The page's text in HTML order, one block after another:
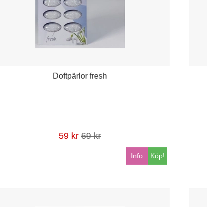
Doftpärlor fresh
59 kr 69 kr
Köp!
Info